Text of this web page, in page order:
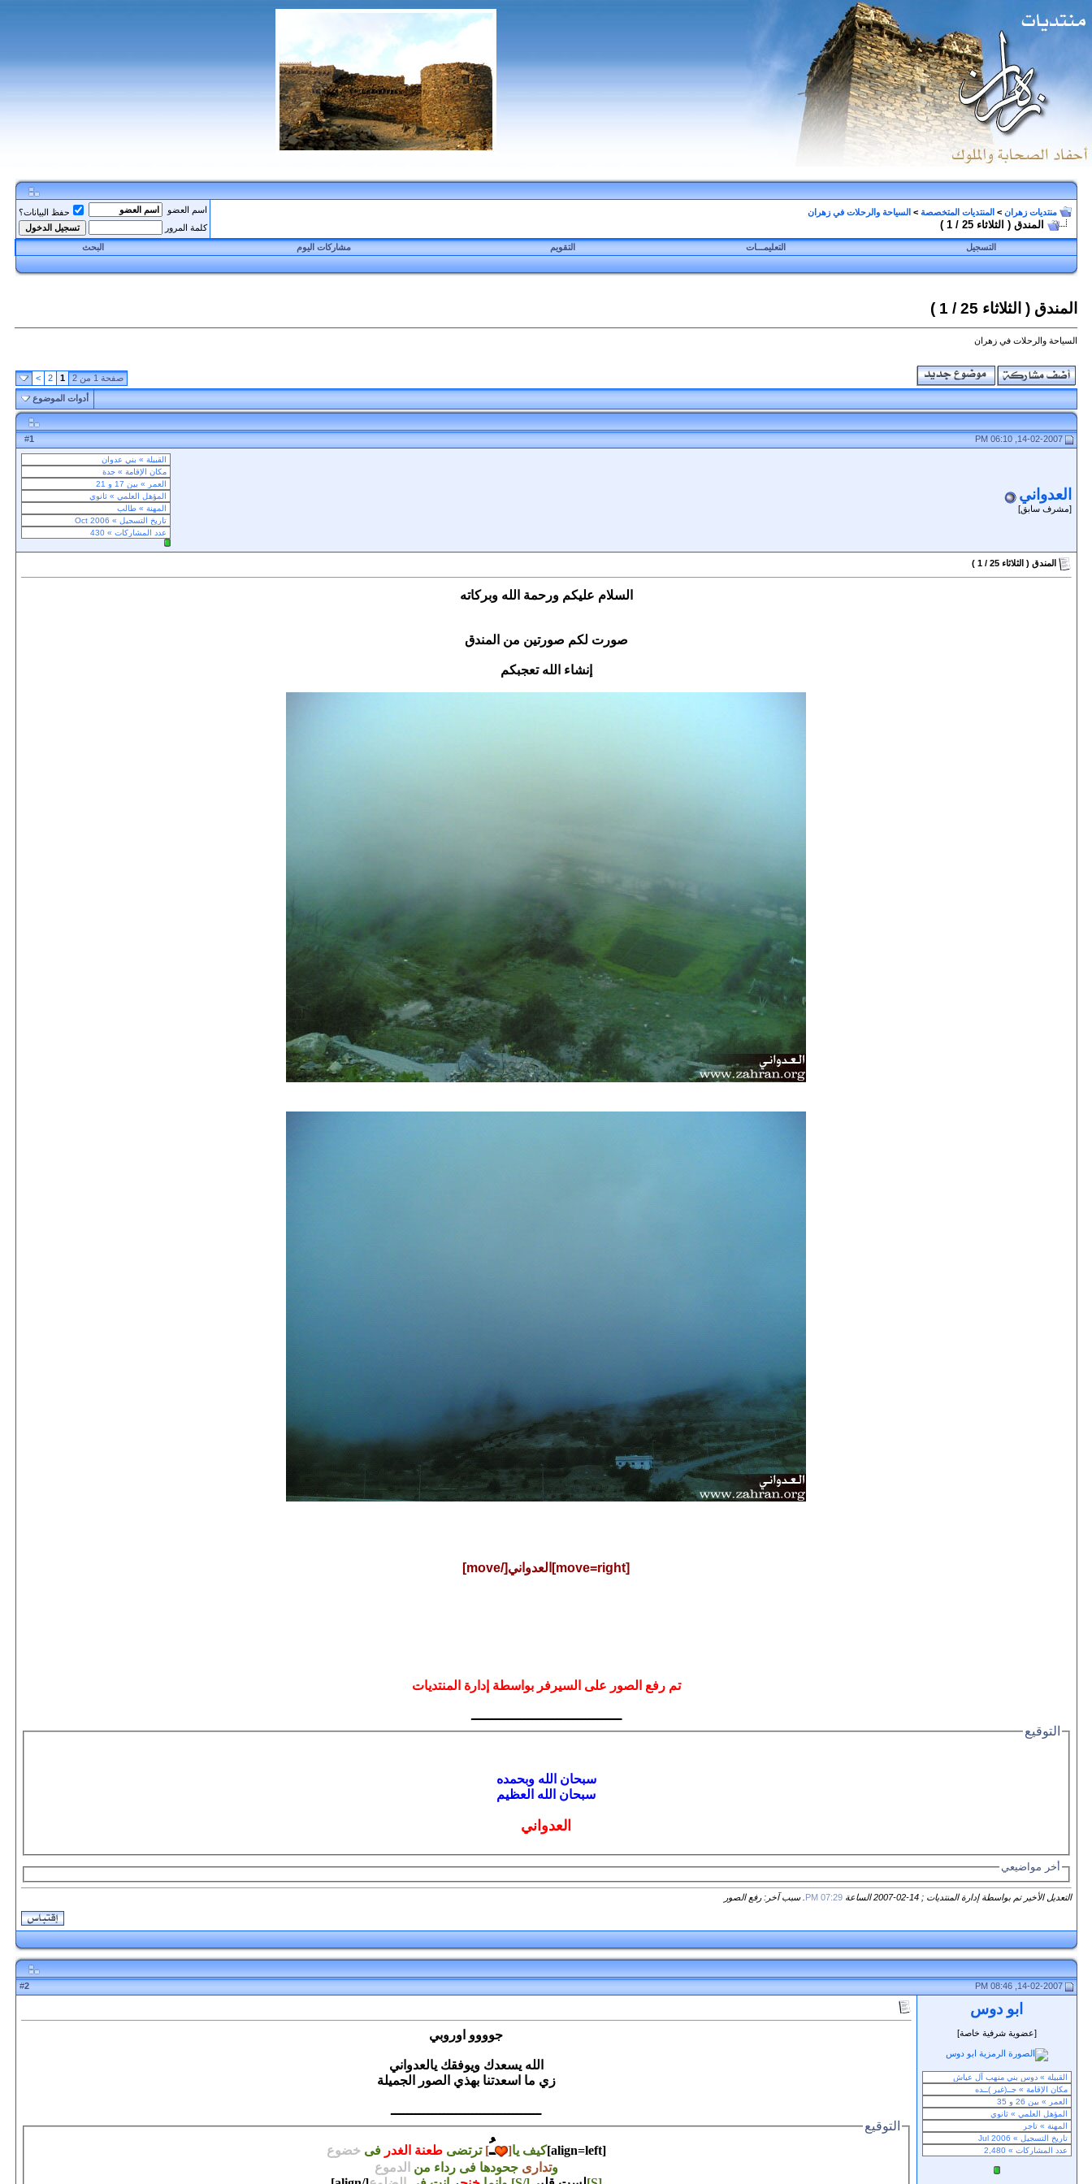
منتديات زهران > المنتديات المتخصصة > السياحة والرحلات في زهران
المندق ( الثلاثاء 25 / 1 )
اسم العضو
حفظ البيانات؟
كلمة المرور
التسجيل
التعليمـــات التقويم مشاركات اليوم البحث
المندق ( الثلاثاء 25 / 1 )
السياحة والرحلات في زهران
صفحة 1 من 2 1
2
>
أدوات الموضوع
#
1 14-02-2007, 06:10 PM
العدواني
[مشرف سابق]
المندق ( الثلاثاء 25 / 1 )
السلام عليكم ورحمة الله وبركاته
صورت لكم صورتين من المندق
إنشاء الله تعجبكم
[move=right]العدواني[/move]
تم رفع الصور على السيرفر بواسطة إدارة المنتديات
ـــــــــــــــــــــــــــــــــــــ
التوقيع
سبحان الله وبحمده
سبحان الله العظيم
العدواني
أخر مواضيعي
التعديل الأخير تم بواسطة إدارة المنتديات ; 14-02-2007 الساعة 07:29 PM . سبب آخر: رفع الصور
14-02-2007, 08:46 PM
#
2
ابو دوس
[عضوية شرفية خاصة] جوووو اوروبي
الله يسعدك ويوفقك يالعدواني
زي ما اسعدتنا بهذي الصور الجميلة
ـــــــــــــــــــــــــــــــــــــ
التوقيع
[align=left]
كيف يا[ ـُ] ترتضىطعنة الغدر فىخضوع
وتدارى جحودها فى رداء من
الدموع